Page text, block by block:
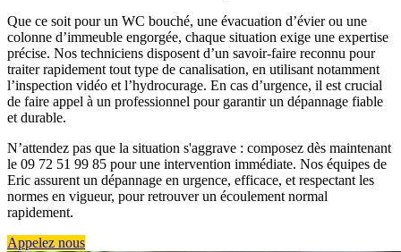
Que ce soit pour un WC bouché, une évacuation d’évier ou une
colonne d’immeuble engorgée, chaque situation exige une expertise
précise. Nos techniciens disposent d’un savoir-faire reconnu pour
traiter rapidement tout type de canalisation, en utilisant notamment
l’inspection vidéo et l’hydrocurage. En cas d’urgence, il est crucial
de faire appel à un professionnel pour garantir un dépannage fiable
et durable.
N’attendez pas que la situation s'aggrave : composez dès maintenant
le 09 72 51 99 85 pour une intervention immédiate. Nos équipes de
Eric assurent un dépannage en urgence, efficace, et respectant les
normes en vigueur, pour retrouver un écoulement normal
rapidement.
Appelez nous